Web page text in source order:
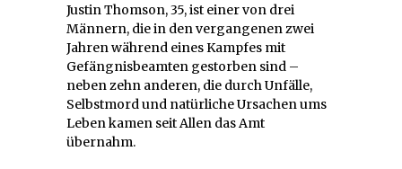
Justin Thomson, 35, ist einer von drei
Männern, die in den vergangenen zwei
Jahren während eines Kampfes mit
Gefängnisbeamten gestorben sind –
neben zehn anderen, die durch Unfälle,
Selbstmord und natürliche Ursachen ums
Leben kamen seit Allen das Amt
übernahm.